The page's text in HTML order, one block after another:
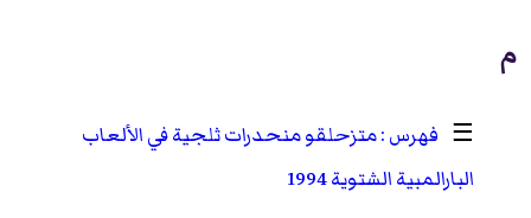
م
☰
متزحلقو منحدرات ثلجية في الألعاب
البارالمبية الشتوية 1994